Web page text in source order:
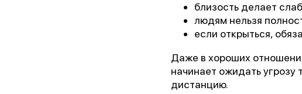
«Лучшее
близость делает
людям нельзя
если открыться,
Даже в хороших
начинает ожидать угрозу
дистанцию.